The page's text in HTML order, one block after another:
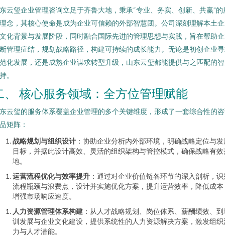
云玺企业管理咨询立足于齐鲁大地，秉承“专业、务实、创新、共赢”的
念，其核心使命是成为企业可信赖的外部智慧团。公司深刻理解本土
化背景与发展阶段，同时融合国际先进的管理思想与实践，旨在帮助
管理症结，规划战略路径，构建可持续的成长能力。无论是初创企业
化发展，还是成熟企业谋求转型升级，山东云玺都能提供与之匹配的
。
、 核心服务领域：全方位管理赋能
云玺的服务体系覆盖企业管理的多个关键维度，形成了一套综合性的
矩阵：
战略规划与组织设计 ：协助企业分析内外部环境，明确战略定位与
目标，并据此设计高效、灵活的组织架构与管控模式，确保战略有效
地。
运营流程优化与效率提升 ：通过对企业价值链各环节的深入剖析，
流程瓶颈与浪费点，设计并实施优化方案，提升运营效率，降低成本
增强市场响应速度。
人力资源管理体系构建 ：从人才战略规划、岗位体系、薪酬绩效、
训发展与企业文化建设，提供系统性的人力资源解决方案，激发组织
力与人才潜能。